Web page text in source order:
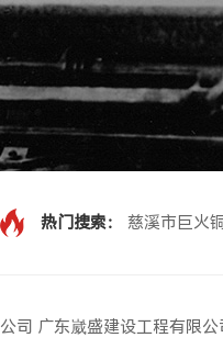
热门搜索： 慈溪市巨火
公司 广东崴盛建设工程有限公